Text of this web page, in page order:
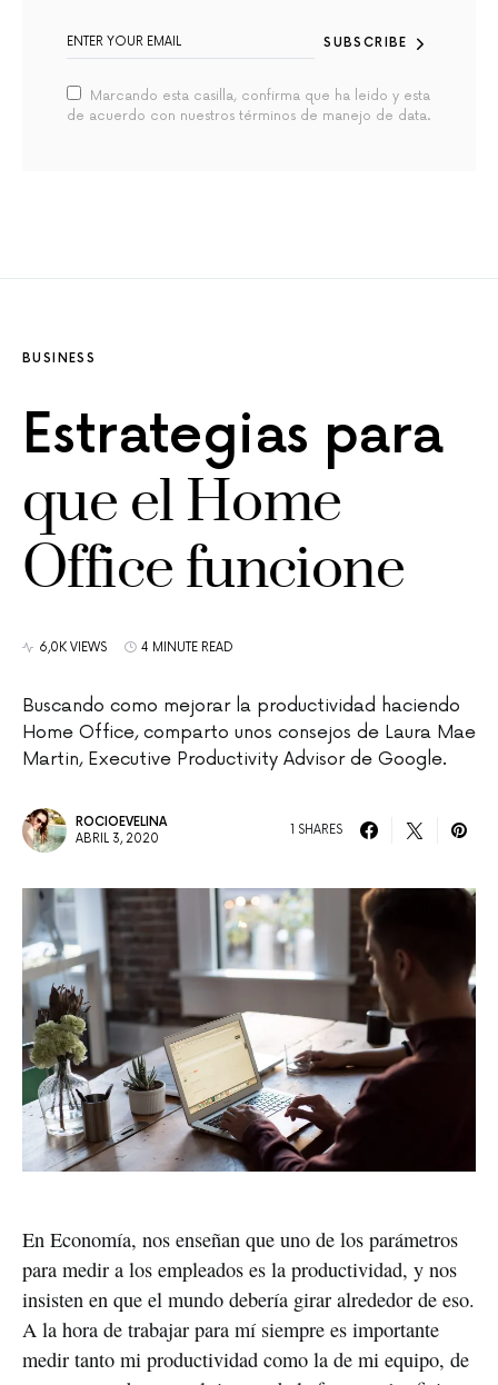
SUBSCRIBE
Marcando esta casilla, confirma que ha leido y esta
de acuerdo con nuestros términos de manejo de data.
BUSINESS
Estrategias para
que el Home
Office funcione
6,0K VIEWS 4 MINUTE READ
Buscando como mejorar la productividad haciendo
Home Office, comparto unos consejos de Laura Mae
Martin, Executive Productivity Advisor de Google.
ROCIOEVELINA
ABRIL 3, 2020
1 SHARES
En Economía, nos enseñan que uno de los parámetros
para medir a los empleados es la productividad, y nos
insisten en que el mundo debería girar alrededor de eso.
A la hora de trabajar para mí siempre es importante
medir tanto mi productividad como la de mi equipo, de